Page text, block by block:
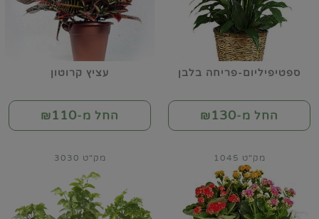
ספטיפיליום-פריחה בלבן
החל מ-₪130
עציץ קרוטון
החל מ-₪110
מק"ט 1045 מק"ט 3030